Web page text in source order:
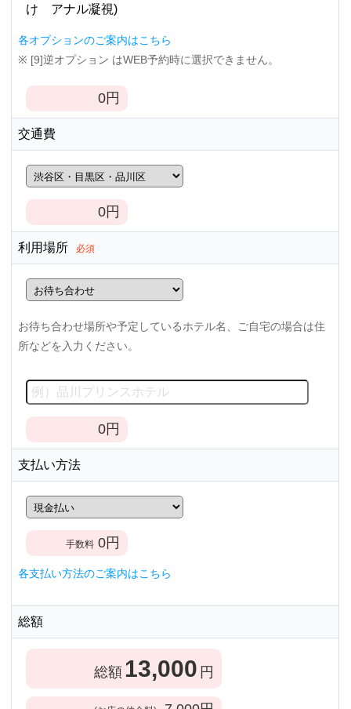
け アナル凝視)
各オプションのご案内はこちら
※ [9]逆オプション はWEB予約時に選択できません。
0円
交通費
0円
利用場所 必須
お待ち合わせ場所や予定しているホテル名、ご自宅の場合は住
所などを入力ください。
0円
支払い方法
手数料 0円
各支払い方法のご案内はこちら
総額
総額 13,000 円